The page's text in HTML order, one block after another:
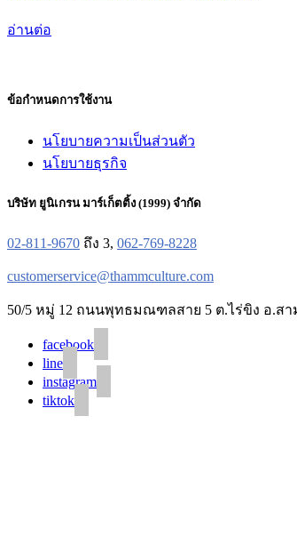
อ่านต่อ
ข้อกำหนดการใช้งาน
นโยบายความเป็นส่วนตัว
นโยบายธุรกิจ
บริษัท ยูนิเกรน มาร์เก็ตติ้ง (1999) จำกัด
02-811-9670 ถึง 3, 062-769-8228
customerservice@thammculture.com
50/5 หมู่ 12 ถนนพุทธมณฑลสาย 5 ต.ไร่ขิง อ.สา
facebook
line
instagram
tiktok